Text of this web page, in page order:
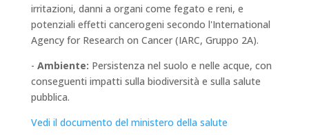
irritazioni, danni a organi come fegato e reni, e
potenziali effetti cancerogeni secondo l'International
Agency for Research on Cancer (IARC, Gruppo 2A).
- Ambiente: Persistenza nel suolo e nelle acque, con
conseguenti impatti sulla biodiversità e sulla salute
pubblica.
Vedi il documento del ministero della salute